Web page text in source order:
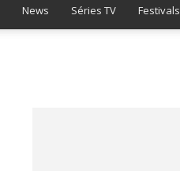
News Séries TV Festivals